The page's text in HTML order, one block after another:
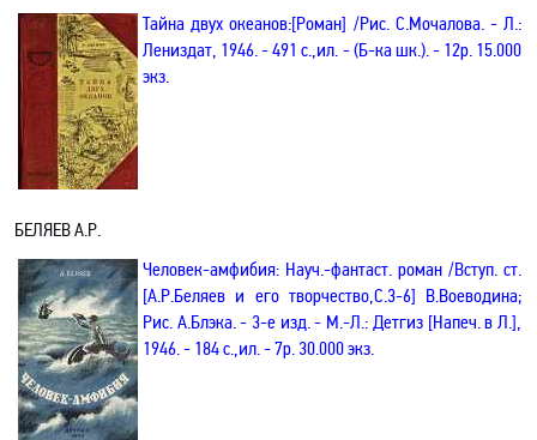
Тайна двух океанов:[Роман] /Рис. С.Мочалова. - Л.:
Лениздат, 1946. - 491 с.,ил. - (Б-ка шк.). - 12р. 15.000
экз.
БЕЛЯЕВ А.Р.
Человек-амфибия: Науч.-фантаст. роман /Вступ. ст.
[А.Р.Беляев и его творчество,С.3-6] В.Воеводина;
Рис. А.Блэка. - 3-е изд. - М.-Л.: Детгиз [Напеч. в Л.],
1946. - 184 с.,ил. - 7р. 30.000 экз.